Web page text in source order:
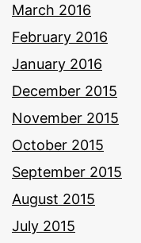
March 2016
February 2016
January 2016
December 2015
November 2015
October 2015
September 2015
August 2015
July 2015